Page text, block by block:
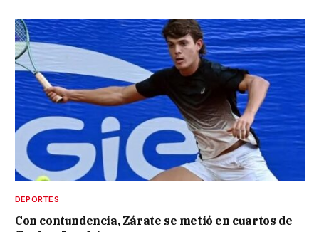
DEPORTES
Con contundencia, Zárate se metió en cuartos de